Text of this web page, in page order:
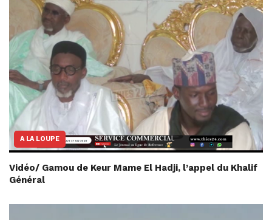
A LA LOUPE
Vidéo/ Gamou de Keur Mame El Hadji, l’appel du Khalif
Général